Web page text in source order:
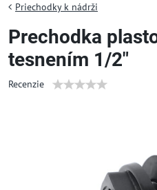
Priechodky k nádrži
Prechodka
tesnením 1/2"
Recenzie